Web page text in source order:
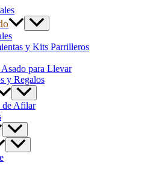
y Kits Parrilleros
Asado para Llevar
y Regalos
de Afilar